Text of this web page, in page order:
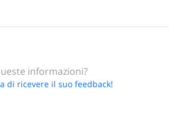
informazioni?
di ricevere il suo feedback!